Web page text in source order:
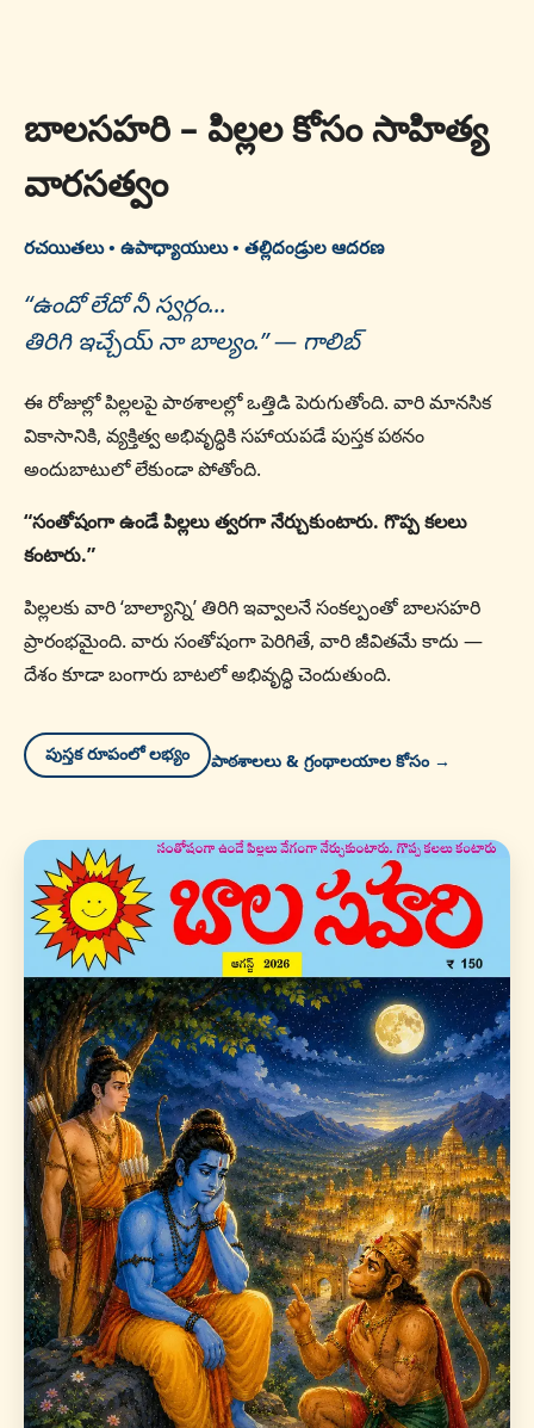
బాలసహరి – పిల్లల కోసం సాహిత్య
వారసత్వం
రచయితలు • ఉపాధ్యాయులు • తల్లిదండ్రుల ఆదరణ
“ఉందో లేదో నీ స్వర్గం...
తిరిగి ఇచ్చేయ్ నా బాల్యం.” — గాలిబ్
ఈ రోజుల్లో పిల్లలపై పాఠశాలల్లో ఒత్తిడి పెరుగుతోంది. వారి మానసిక
వికాసానికి, వ్యక్తిత్వ అభివృద్ధికి సహాయపడే పుస్తక పఠనం
అందుబాటులో లేకుండా పోతోంది.
“సంతోషంగా ఉండే పిల్లలు త్వరగా నేర్చుకుంటారు. గొప్ప కలలు
కంటారు.”
పిల్లలకు వారి ‘బాల్యాన్ని’ తిరిగి ఇవ్వాలనే సంకల్పంతో బాలసహరి
ప్రారంభమైంది. వారు సంతోషంగా పెరిగితే, వారి జీవితమే కాదు —
దేశం కూడా బంగారు బాటలో అభివృద్ధి చెందుతుంది.
పుస్తక రూపంలో లభ్యం పాఠశాలలు & గ్రంథాలయాల కోసం →